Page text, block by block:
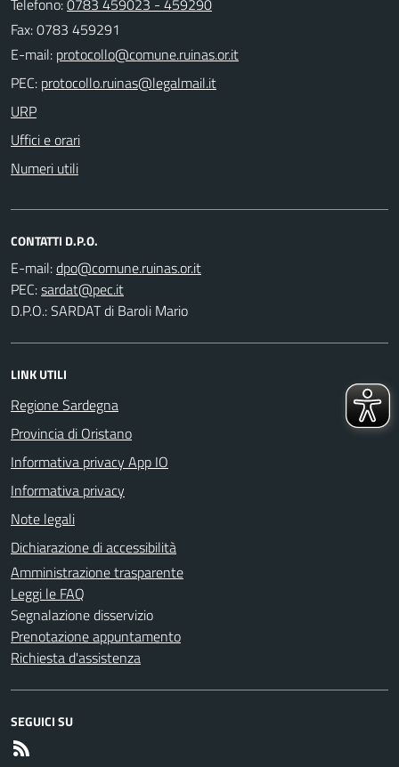
Telefono:0783 459023 - 459290
Fax: 0783 459291
E-mail:
PEC:
URP
Uffici e orari
Numeri utili
CONTATTI D.P.O.
E-mail:
PEC:
D.P.O.: SARDAT di Baroli Mario
LINK UTILI
Regione Sardegna
Provincia di Oristano
Informativa privacy App IO
Informativa privacy
Note legali
Dichiarazione di accessibilità
Amministrazione trasparente
Leggi le FAQ
Segnalazione disservizio
Prenotazione appuntamento
Richiesta d'assistenza
SEGUICI SU